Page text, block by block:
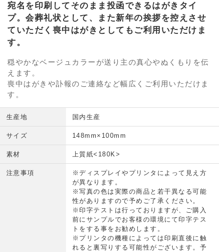
宛名を印刷してそのまま投函できるはがきタイ
プ。会葬礼状として、また新年の挨拶を控えさせ
ていただく喪中はがきとしてもご利用いただけま
す。
穏やかなベージュカラーが送り主の真心やぬくもりを伝
えます。
喪中はがきや訃報のご連絡など幅広くご利用いただけま
す。
生産地 国内生産
サイズ 148mm×100mm
素材 上質紙<180K>
注意事項
※ディスプレイやプリンタによって見え方
が異なります。
※写真の色は実際の商品と若干異なる可能
性がありますので予めご了承ください。
※印字テストは行っておりますが、ご購入
前にサンプルでお客様の環境にて印字テス
トをする事をお勧めします。
※プリンタの機種によっては印刷直後に触
れると裏写りする可能性がございます。予